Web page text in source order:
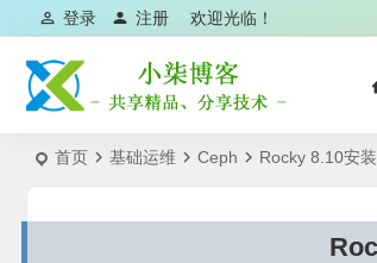
欢迎光临！
登录 注册
首页 基础运维 Ceph Rocky 8.10安